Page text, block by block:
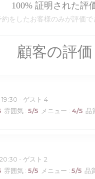
顧客の評価
19:30 - ゲスト 4
雰囲気 : 5/5 メニュー : 4/5 品
- ゲスト 2
雰囲気 : 5/5 メニュー : 5/5 品
100% 証明された評
約をしたお客様のみが評価で